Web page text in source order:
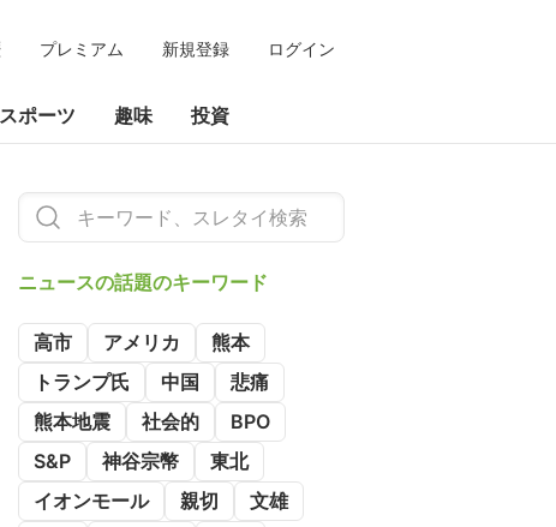
プレミアム 新規登録 ログイン
スポーツ 趣味 投資
ニュースの話題のキーワード
高市 アメリカ
熊本
トランプ氏
中国
悲痛
熊本地震
社会的
BPO
S&P
神谷宗幣
東北
イオンモール
親切
文雄